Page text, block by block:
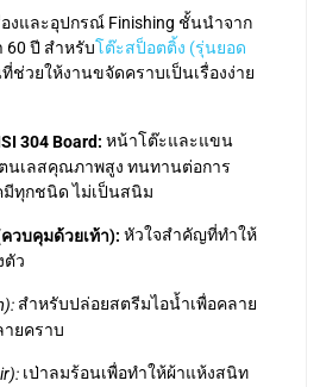
งและอุปกรณ์ Finishing ชั้นนำจาก
60 ปี สำหรับโต๊ะสป็อตติ้ง (รุ่นยอด
ช่วยให้งานขจัดคราบเป็นเรื่องง่าย
304 Board: หน้าโต๊ะและแขน
นเลสคุณภาพสูง ทนทานต่อการ
มีทุกชนิด ไม่เป็นสนิม
วบคุมด้วยเท้า): หัวใจสำคัญที่ทำให้
ตัว
สำหรับปล่อยสตรีมไอน้ำเพื่อคลาย
ายคราบ
เป่าลมร้อนเพื่อทำให้ผ้าแห้งสนิท